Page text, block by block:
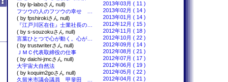
( by lp-laboさん null)
( by fpshirokiさん null)
( by s-souzokuさん null)
( by trustwriterさん null)
ＪＭＣ代表取締役の仕事
( by daichi-jmcさん null)
大宇宙大自然法
( by koquim2goさん null)
2013年03月 ( 11 )
2013年02月 ( 14 )
2013年01月 ( 14 )
2012年12月 ( 15 )
2012年11月 ( 18 )
2012年10月 ( 22 )
2012年09月 ( 14 )
2012年08月 ( 21 )
2012年07月 ( 17 )
2012年06月 ( 19 )
2012年05月 ( 22 )
2012年04月 ( 21 )